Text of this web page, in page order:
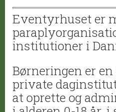
Eventyrhuset er
institutioner i
Børneringen er
private
at oprette og